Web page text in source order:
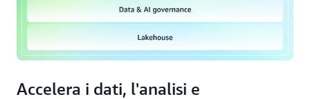
Accelera i dati, l'analisi e